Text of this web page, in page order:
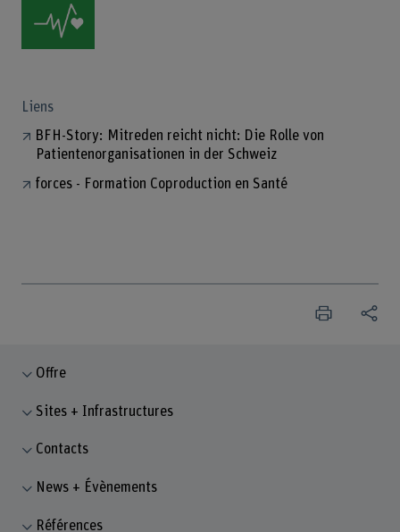
Liens
BFH-Story: Mitreden reicht nicht: Die Rolle von
Patientenorganisationen in der Schweiz
forces - Formation Coproduction en Santé
Offre
Sites + Infrastructures
Contacts
News + Évènements
Références